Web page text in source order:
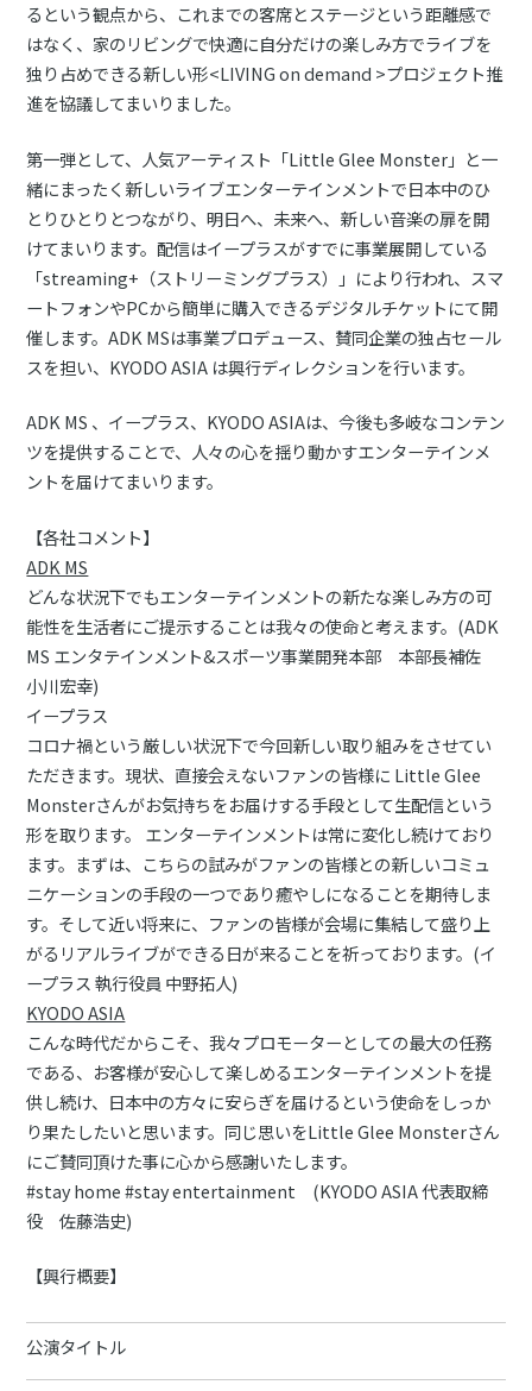
るという観点から、これまでの客席とステージという距離感で
はなく、家のリビングで快適に自分だけの楽しみ方でライブを
独り占めできる新しい形<LIVING on demand >プロジェクト推
進を協議してまいりました。
第一弾として、人気アーティスト「Little Glee Monster」と一
緒にまったく新しいライブエンターテインメントで日本中のひ
とりひとりとつながり、明日へ、未来へ、新しい音楽の扉を開
けてまいります。配信はイープラスがすでに事業展開している
「streaming+（ストリーミングプラス）」により行われ、スマ
ートフォンやPCから簡単に購入できるデジタルチケットにて開
催します。ADK MSは事業プロデュース、賛同企業の独占セール
スを担い、KYODO ASIA は興行ディレクションを行います。
ADK MS 、イープラス、KYODO ASIAは、今後も多岐なコンテン
ツを提供することで、人々の心を揺り動かすエンターテインメ
ントを届けてまいります。
【各社コメント】
ADK MS
どんな状況下でもエンターテインメントの新たな楽しみ方の可
能性を生活者にご提示することは我々の使命と考えます。(ADK
MS エンタテインメント&スポーツ事業開発本部 本部長補佐
小川宏幸)
イープラス
コロナ禍という厳しい状況下で今回新しい取り組みをさせてい
ただきます。現状、直接会えないファンの皆様に Little Glee
Monsterさんがお気持ちをお届けする手段として生配信という
形を取ります。 エンターテインメントは常に変化し続けており
ます。まずは、こちらの試みがファンの皆様との新しいコミュ
ニケーションの手段の一つであり癒やしになることを期待しま
す。そして近い将来に、ファンの皆様が会場に集結して盛り上
がるリアルライブができる日が来ることを祈っております。(イ
ープラス 執行役員 中野拓人)
KYODO ASIA
こんな時代だからこそ、我々プロモーターとしての最大の任務
である、お客様が安心して楽しめるエンターテインメントを提
供し続け、日本中の方々に安らぎを届けるという使命をしっか
り果たしたいと思います。同じ思いをLittle Glee Monsterさん
にご賛同頂けた事に心から感謝いたします。
#stay home #stay entertainment (KYODO ASIA 代表取締
役 佐藤浩史)
【興行概要】
公演タイトル